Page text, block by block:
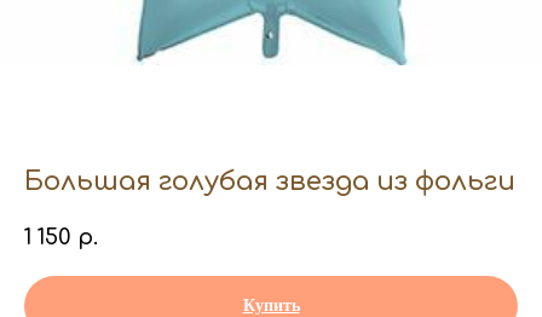
Большая голубая звезда из фольги
1 150 р.
Купить